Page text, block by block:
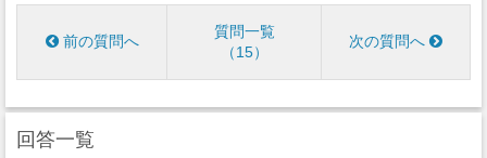
前の質問へ
質問一覧
15
次の質問へ
回答一覧